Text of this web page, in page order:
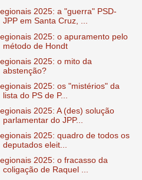
2025: a "guerra" PSD-
JPP em Santa Cruz, ...
2025: o apuramento pelo
método de Hondt
2025: o mito da
abstenção?
2025: os "mistérios" da
lista do PS de P...
2025: A (des) solução
parlamentar do JPP...
2025: quadro de todos os
deputados eleit...
2025: o fracasso da
coligação de Raquel ...